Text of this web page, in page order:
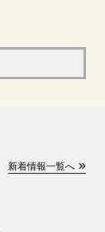
新着情報一覧へ